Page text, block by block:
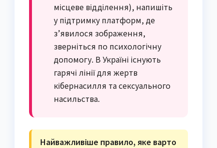
місцеве відділення), напишіть
у підтримку платформ, де
з’явилося зображення,
зверніться по психологічну
допомогу. В Україні існують
гарячі лінії для жертв
кібернасилля та сексуального
насильства.
Найважливіше правило, яке варто